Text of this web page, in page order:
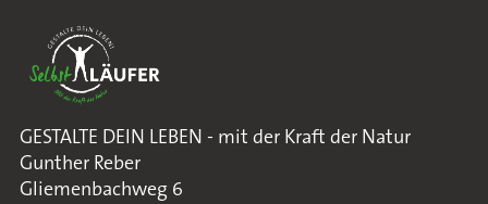
GESTALTE DEIN LEBEN - mit der Kraft der Natur
Gunther Reber
Gliemenbachweg 6